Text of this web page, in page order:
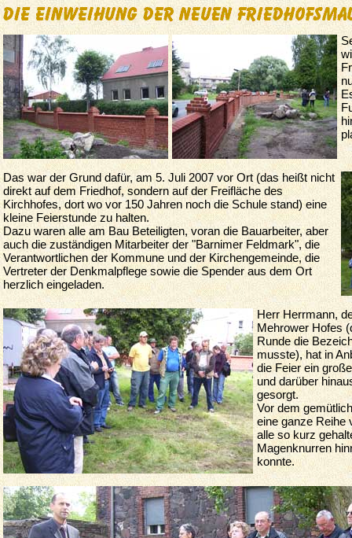
Das war der Grund dafür, am 5. Juli 2007 vor Ort (das heißt nicht
direkt auf dem Friedhof, sondern auf der Freifläche des
Kirchhofes, dort wo vor 150 Jahren noch die Schule stand) eine
kleine Feierstunde zu halten.
Dazu waren alle am Bau Beteiligten, voran die Bauarbeiter, aber
auch die zuständigen Mitarbeiter der "Barnimer Feldmark", die
Verantwortlichen der Kommune und der Kirchengemeinde, die
Vertreter der Denkmalpflege sowie die Spender aus dem Ort
herzlich eingeladen.
Herr Herrmann,
Mehrower Hofes
Runde die
musste), hat in
die Feier ein
und darüber
gesorgt.
Vor dem
eine ganze Reihe
alle so kurz
Magenknurren
konnte.